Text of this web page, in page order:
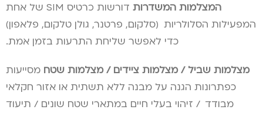
המצלמות המשדרות
דורשות כרטיס SIM של אחת
המפעילות הסלולריות (סלקום, פרטנר, גולן טלקום, פלאפון)
כדי לאפשר שליחת התרעות בזמן אמת.
מצלמות שביל / מצלמות ציידים / מצלמות שטח מסייעות
כפתרונות הגנה על מבנה ללא תשתית או אזור חקלאי
מבודד / זיהוי בעלי חיים במתארי שטח שונים / תיעוד